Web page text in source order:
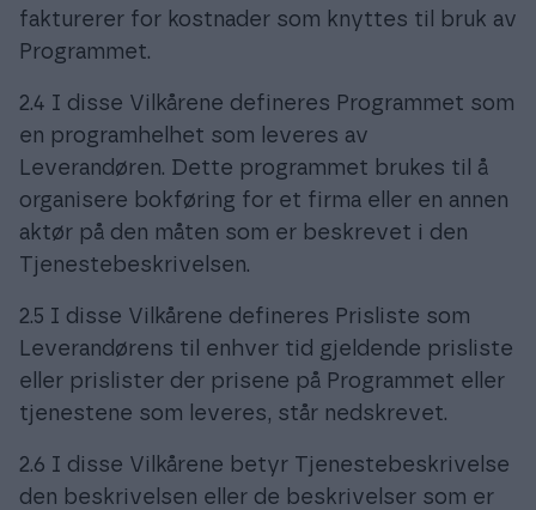
fakturerer for kostnader som knyttes til bruk av
Programmet.
2.4 I disse Vilkårene defineres Programmet som
en programhelhet som leveres av
Leverandøren. Dette programmet brukes til å
organisere bokføring for et firma eller en annen
aktør på den måten som er beskrevet i den
Tjenestebeskrivelsen.
2.5 I disse Vilkårene defineres Prisliste som
Leverandørens til enhver tid gjeldende prisliste
eller prislister der prisene på Programmet eller
tjenestene som leveres, står nedskrevet.
2.6 I disse Vilkårene betyr Tjenestebeskrivelse
den beskrivelsen eller de beskrivelser som er